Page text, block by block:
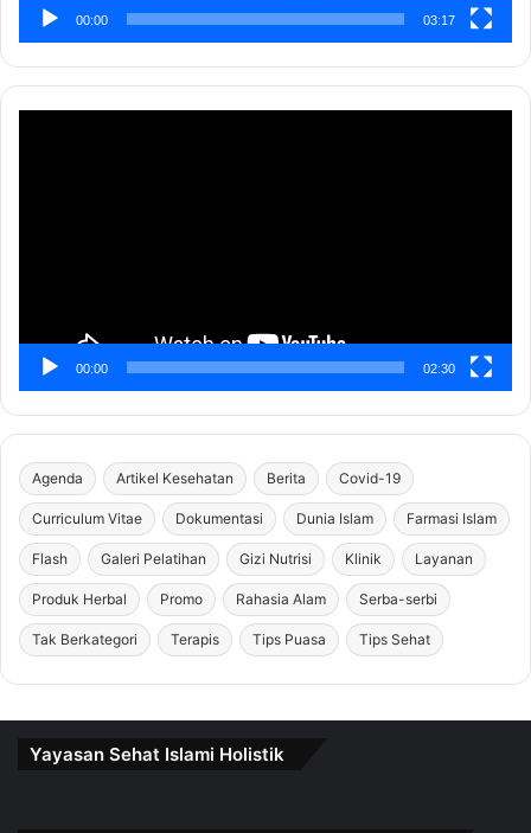
00:00 03:17
00:00 02:30
Agenda Artikel Kesehatan Berita Covid-19
Curriculum Vitae Dokumentasi Dunia Islam Farmasi Islam
Flash Galeri Pelatihan Gizi Nutrisi Klinik Layanan
Produk Herbal Promo Rahasia Alam Serba-serbi
Tak Berkategori Terapis Tips Puasa Tips Sehat
Yayasan Sehat Islami Holistik